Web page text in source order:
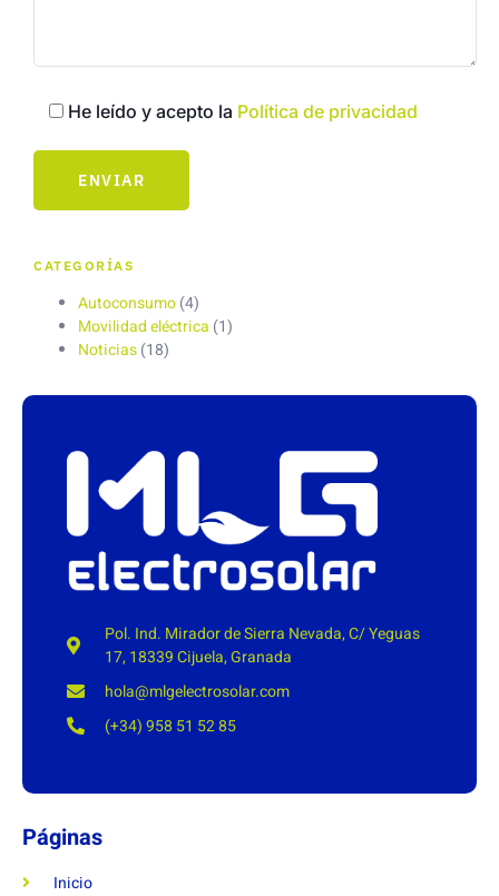
He leído y acepto la Política de privacidad
CATEGORÍAS
Autoconsumo(4)
Movilidad eléctrica (1)
Noticias(18)
Pol. Ind. Mirador de Sierra Nevada, C/ Yeguas
17, 18339 Cijuela, Granada
hola@mlgelectrosolar.com
(+34) 958 51 52 85
Páginas
Inicio